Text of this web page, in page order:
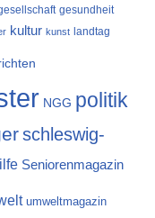
gesundheit
kultur kunst landtag
NGG politik
schleswig-
Seniorenmagazin
umweltmagazin